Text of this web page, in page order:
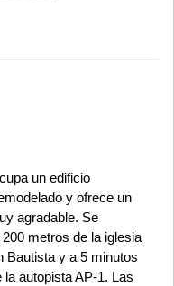
un edificio
y ofrece un
agradable. Se
metros de la iglesia
Bautista y a 5 minutos
la autopista AP-1. Las